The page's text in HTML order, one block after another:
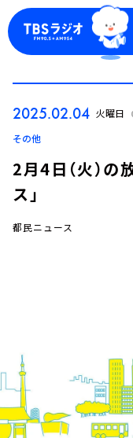
イベント・グ
YouTube
会社情報
2025.02.04 火曜日
その他
2月4日（火）の
ス」
都民ニュース